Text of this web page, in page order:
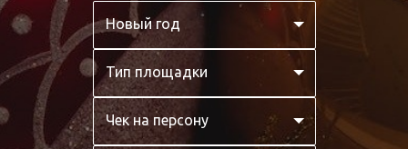
Новый год
Тип площадки
Чек на персону